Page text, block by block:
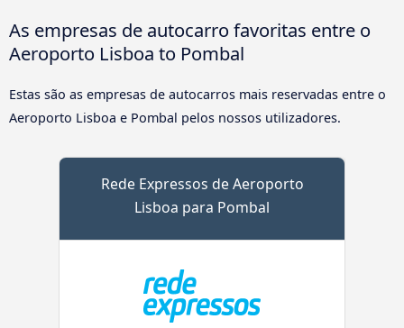
As empresas de autocarro favoritas entre o
Aeroporto Lisboa to Pombal
Estas são as empresas de autocarros mais reservadas entre o
Aeroporto Lisboa e Pombal pelos nossos utilizadores.
Rede Expressos de Aeroporto
Lisboa para Pombal